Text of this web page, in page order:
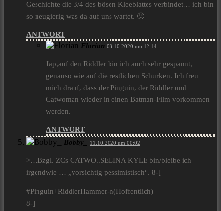
Geschichte die 3/4 des bösen Kleeblattes verbindet… ich bin
so neugierig was da auf uns wartet. 🙂
ANTWORT
Florian 08.10.2020 um 12:14
Jap,auf den Riddler bin ich auch sehr gespannt,
genauso wie auf die restlichen Schurken. Ich freu
mich drauf, dass der Pinguin, der Riddler und
Catwoman wieder in einen Batman-Film vorkommen
werden.
ANTWORT
Bobby_
11.10.2020 um 00:02
>…Bzgl. ZCs CATWO..SELINA KYLE bin/bleibe ich
irgendwie … „vorsichtig pessimistisch“. 8-[
#Pinguin+RiddlerHammer-n(Hoffentlich)
8-]